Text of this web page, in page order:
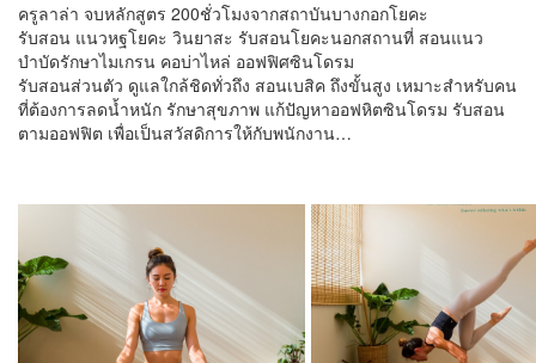
ครูลาล่า จบหลักสูตร 200ชั่วโมงจากสถาบันบางกอกโยคะ
รับสอน แนวหฐโยคะ วินยาสะ รับสอนโยคะนอกสถานที่ สอนแนว
บำบัดรักษาไมเกรน คอบ่าไหล่ ออฟฟิศซินโดรม
รับสอนส่วนตัว ดูแลใกล้ชิดทั่วถึง สอนเบสิค ถึงขั้นสูง เหมาะสำหรับคน
ที่ต้องการลดน้ำหนัก รักษาสุขภาพ แก้ปัญหาออฟหิตซินโดรม รับสอน
ตามออฟฟิต เพื่อเป็นสวัสดิการให้กับพนักงาน…